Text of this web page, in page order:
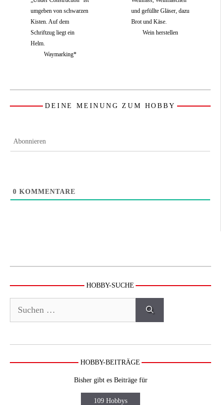
Waymarking*
Wein herstellen
DEINE MEINUNG ZUM HOBBY
Abonnieren
0 KOMMENTARE
HOBBY-SUCHE
nach:
HOBBY-BEITRÄGE
Bisher gibt es Beiträge für
109 Hobbys